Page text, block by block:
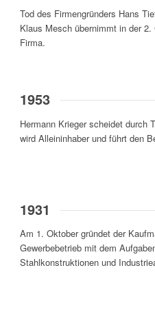
Tod des Firmengründers Hans
Klaus Mesch übernimmt in der
Firma.
1953
Hermann Krieger scheidet durch
wird Alleininhaber und führt den
1931
Am 1. Oktober gründet der
Gewerbebetrieb mit dem
Stahlkonstruktionen und